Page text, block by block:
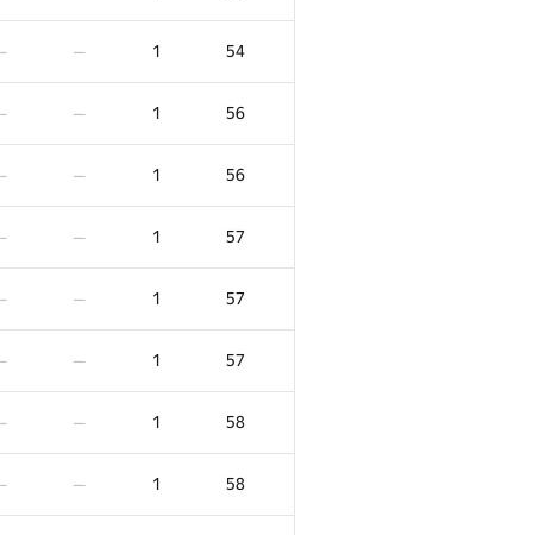
— 1 54
— 1 56
— 1 56
— 1 57
— 1 57
— 1 57
— 1 58
— 1 58